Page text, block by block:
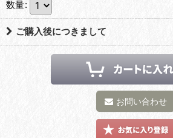
数量:
ご購入後につきまして
お問い合わせ